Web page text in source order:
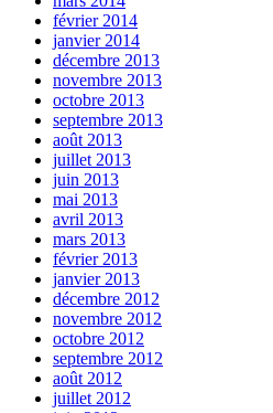
février 2014
janvier 2014
décembre 2013
novembre 2013
octobre 2013
septembre 2013
août 2013
juillet 2013
juin 2013
mai 2013
avril 2013
mars 2013
février 2013
janvier 2013
décembre 2012
novembre 2012
octobre 2012
septembre 2012
août 2012
juillet 2012